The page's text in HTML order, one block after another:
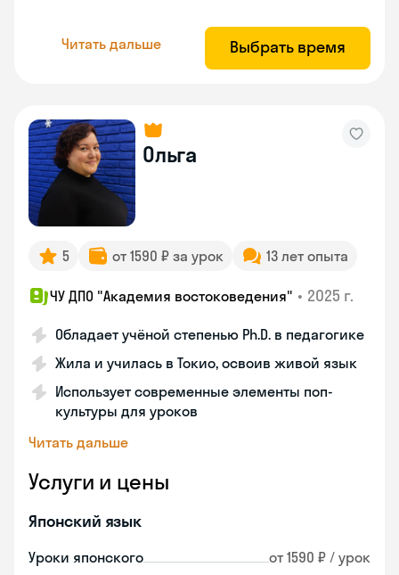
Читать дальше Выбрать время
Ольга
5 от 1590 ₽ за урок 13 лет опыта
ЧУ ДПО "Академия востоковедения" • 2025 г.
Обладает учёной степенью Ph.D. в педагогике
Жила и училась в Токио, освоив живой язык
Использует современные элементы поп-
культуры для уроков
Читать дальше
Услуги и цены
Японский язык
Уроки японского от 1590 ₽ / урок